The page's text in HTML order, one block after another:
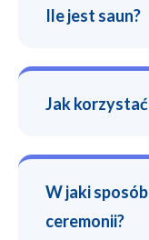
Ile jest saun?
Jak
W jaki
ceremonii?